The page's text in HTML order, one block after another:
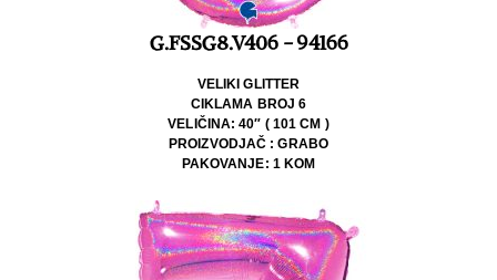
G.FSSG8.V406 - 94166
VELIKI GLITTER
CIKLAMA BROJ 6
VELIČINA: 40″ ( 101 CM )
PROIZVODJAČ : GRABO
PAKOVANJE: 1 KOM